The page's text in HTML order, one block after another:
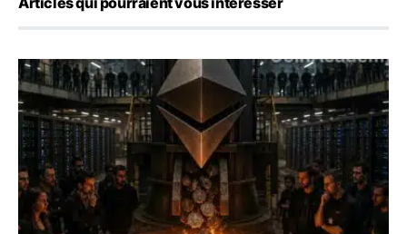
ETH : Ethereum veut brûler les récompenses des